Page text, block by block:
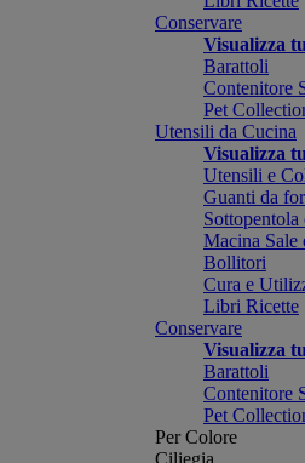
Conservare
Visualizza
Barattoli
Contenitore
Pet
Utensili da Cucina
Visualizza
Utensili e
Guanti da
Macina Sale
Bollitori
Cura e
Libri Ricette
Conservare
Visualizza
Barattoli
Contenitore
Pet
Per Colore
Ciliegia